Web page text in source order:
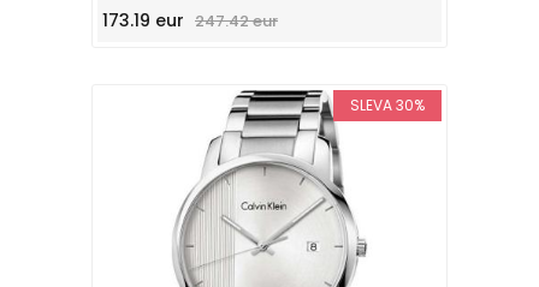
173.19 eur 247.42 eur
SLEVA 30%